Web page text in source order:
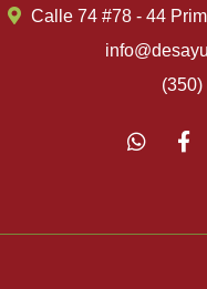
Calle 74 #78 - 44